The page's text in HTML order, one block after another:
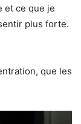
et ce que je
plus forte.
que les